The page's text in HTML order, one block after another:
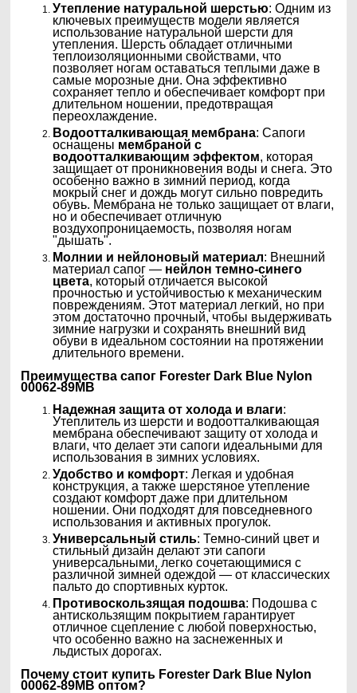
Утепление натуральной шерстью: Одним из
ключевых преимуществ модели является
использование натуральной шерсти для
утепления. Шерсть обладает отличными
теплоизоляционными свойствами, что
позволяет ногам оставаться теплыми даже в
самые морозные дни. Она эффективно
сохраняет тепло и обеспечивает комфорт при
длительном ношении, предотвращая
переохлаждение.
Водоотталкивающая мембрана: Сапоги
оснащены мембраной с
водоотталкивающим эффектом, которая
защищает от проникновения воды и снега. Это
особенно важно в зимний период, когда
мокрый снег и дождь могут сильно повредить
обувь. Мембрана не только защищает от влаги,
но и обеспечивает отличную
воздухопроницаемость, позволяя ногам
"дышать".
Молнии и нейлоновый материал: Внешний
материал сапог — нейлон темно-синего
цвета, который отличается высокой
прочностью и устойчивостью к механическим
повреждениям. Этот материал легкий, но при
этом достаточно прочный, чтобы выдерживать
зимние нагрузки и сохранять внешний вид
обуви в идеальном состоянии на протяжении
длительного времени.
Преимущества сапог Forester Dark Blue Nylon
00062-89MB
Надежная защита от холода и влаги:
Утеплитель из шерсти и водоотталкивающая
мембрана обеспечивают защиту от холода и
влаги, что делает эти сапоги идеальными для
использования в зимних условиях.
Удобство и комфорт: Легкая и удобная
конструкция, а также шерстяное утепление
создают комфорт даже при длительном
ношении. Они подходят для повседневного
использования и активных прогулок.
Универсальный стиль: Темно-синий цвет и
стильный дизайн делают эти сапоги
универсальными, легко сочетающимися с
различной зимней одеждой — от классических
пальто до спортивных курток.
Противоскользящая подошва: Подошва с
антискользящим покрытием гарантирует
отличное сцепление с любой поверхностью,
что особенно важно на заснеженных и
льдистых дорогах.
Почему стоит купить Forester Dark Blue Nylon
00062-89MB оптом?